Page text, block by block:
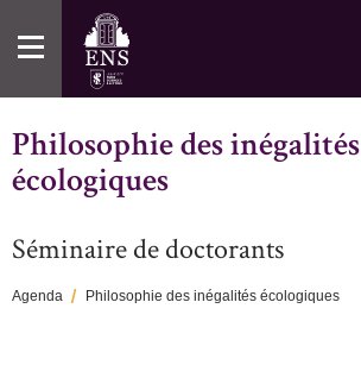
au
contenu
Philosophie des inégalités
écologiques
Séminaire de doctorants
Agenda Philosophie des inégalités écologiques